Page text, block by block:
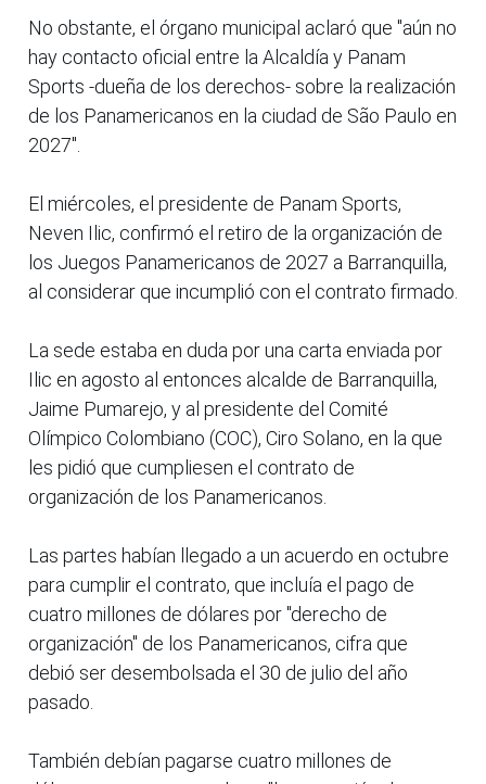
No obstante, el órgano municipal aclaró que "aún no
hay contacto oficial entre la Alcaldía y Panam
Sports -dueña de los derechos- sobre la realización
de los Panamericanos en la ciudad de São Paulo en
2027".
El miércoles, el presidente de Panam Sports,
Neven Ilic, confirmó el retiro de la organización de
los Juegos Panamericanos de 2027 a Barranquilla,
al considerar que incumplió con el contrato firmado.
La sede estaba en duda por una carta enviada por
Ilic en agosto al entonces alcalde de Barranquilla,
Jaime Pumarejo, y al presidente del Comité
Olímpico Colombiano (COC), Ciro Solano, en la que
les pidió que cumpliesen el contrato de
organización de los Panamericanos.
Las partes habían llegado a un acuerdo en octubre
para cumplir el contrato, que incluía el pago de
cuatro millones de dólares por "derecho de
organización" de los Panamericanos, cifra que
debió ser desembolsada el 30 de julio del año
pasado.
También debían pagarse cuatro millones de